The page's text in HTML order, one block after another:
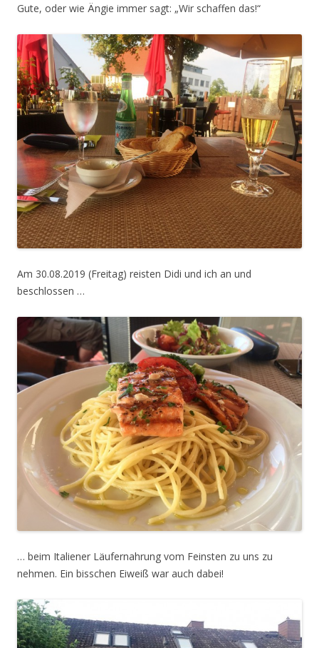
Gute, oder wie Ängie immer sagt: „Wir schaffen das!“
Am 30.08.2019 (Freitag) reisten Didi und ich an und
beschlossen …
… beim Italiener Läufernahrung vom Feinsten zu uns zu
nehmen. Ein bisschen Eiweiß war auch dabei!